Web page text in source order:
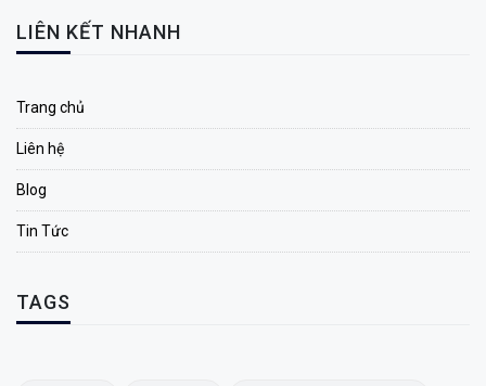
LIÊN KẾT NHANH
Trang chủ
Liên hệ
Blog
Tin Tức
TAGS